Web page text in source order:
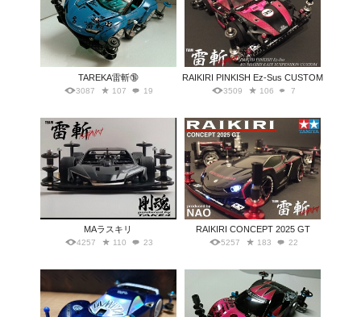
TAREKA雷斬🔞
3087 107 19
RAIKIRI PINKISH Ez-Sus CUSTOM
3509 106 7
MAラスキリ
4257 110 23
RAIKIRI CONCEPT 2025 GT
5257 183 22